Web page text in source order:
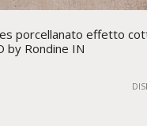
porcellanato effetto
by Rondine IN